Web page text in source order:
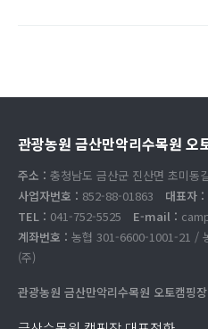
관광농원 금산만악리수목원 오
주소 : 충청남도 금산군 진산면 초미동
사업자번호 : 852-88-01863 대표자 :
TEL : 041-752-5525 E-mail :
계좌번호 : 농협 301-6600-1001-21 /
(주)
관광농원 금산만악리수목원 오토캠핑장